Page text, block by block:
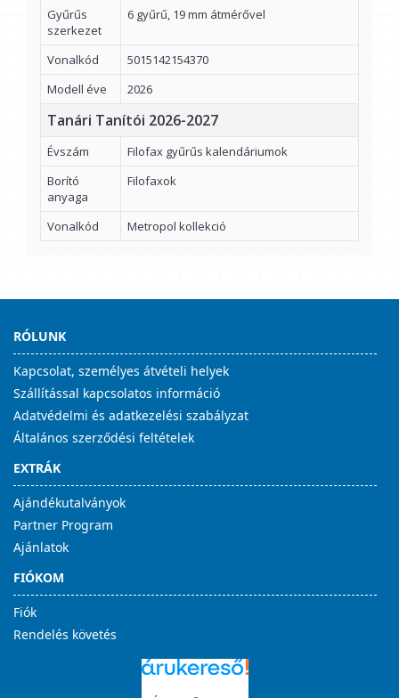
Gyűrűs
szerkezet
6 gyűrű, 19 mm átmérővel
Vonalkód
5015142154370
Modell éve
2026
Tanári Tanítói 2026-2027
Évszám
Filofax gyűrűs kalendáriumok
Borító
anyaga
Filofaxok
Vonalkód Metropol kollekció
RÓLUNK
Kapcsolat, személyes átvételi helyek
Szállítással kapcsolatos információ
Adatvédelmi és adatkezelési szabályzat
Általános szerződési feltételek
EXTRÁK
Ajándékutalványok
Partner Program
Ajánlatok
FIÓKOM
Fiók
Rendelés követés